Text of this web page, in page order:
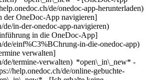
de/onedoc-app-herunterladen)
OneDoc-App navigieren]
de/in-der-onedoc-app-navigieren)
in die OneDoc-App]
de/einf%C3%BChrung-in-die-onedoc-app)
small.jpg "Dr. med. Antje Wollenberg, Gynäkologin (Frauenärztin und Geburtshelferin) in Opfikon")](https://www.onedoc.ch/de/gynakologin-frauenarztin-und-geburtshelferin/opfikon/pco1r/dr-med-antje-wollenberg) ### [Dr. med. Antje Wollenberg](https://www.onedoc.ch/de/gynakologin-frauenarztin-und-geburtshelferin/opfikon/pco1r/dr-med-antje-wollenberg) ![Abzeichen, das ein verifiziertes Profil kennzeichnet](https://www.onedoc.ch/assets/images/icons/checkmark.svg) [Gynäkologin (Frauenärztin und Geburtshelferin)](https://www.onedoc.ch/de/gynakologe-frauenarzt-und-geburtshelfer/opfikon) [Frauenmedizin Wollenberg GmbH](https://www.onedoc.ch/de/medizinische-praxis/opfikon/e89k/frauenmedizin-wollenberg-gmbh) Unterrietstrasse 2A 8152 Opfikon ![Patient mit Pluszeichen, der anzeigt, dass neue Patienten angenommen werden](https://www.onedoc.ch/assets/images/icons/new-patients.svg)Akzeptiert neue Patienten [Termin buchen](https://www.onedoc.ch/de/gynakologin-frauenarztin-und-geburtshelferin/opfikon/pco1r/dr-med-antje-wollenberg) Expertisen: Schwangerschaftsultraschall, [Vorsorgeuntersuchung Humane Papillomaviren (HPV) | PAP Abstrich](https://www.onedoc.ch/de/vorsorgeuntersuchung-humane-papillomaviren-hpv-pap-abstrich/opfikon), [Verhütung](https://www.onedoc.ch/de/verhutung/opfikon), [Kinderwunsch | Fertilitätsbehandlung](https://www.onedoc.ch/de/kinderwunsch-fertilitatsbehandlung/opfikon), [Endometriose](https://www.onedoc.ch/de/endometriose/opfikon), [Schwangerschaftsvorsorge | Schwangerschaftsuntersuchung](https://www.onedoc.ch/de/schwangerschaftsvorsorge-schwangerschaftsuntersuchung/opfikon), [Spirale | Spiraleinlage | Intrauterinpessar (IUP)](https://www.onedoc.ch/de/spirale-spiraleinlage-intrauterinpessar-iup/opfikon), [Vorsorgeuntersuchung Brustkrebs](https://www.onedoc.ch/de/vorsorgeuntersuchung-brustkrebs/opfikon), [Wechseljahre | Menopause](https://www.onedoc.ch/de/wechseljahre-menopause/opfikon)Mehr anzeigen *chevron\_left* So. 02 Aug. *chevron\_right* Mehr Termine anzeigen *error\_outline* Beim Laden der Verfügbarkeiten ist ein Fehler aufgetreten [Erneut versuchen](https://www.onedoc.ch) Expertisen: Schwangerschaftsultraschall, [Vorsorgeuntersuchung Humane Papillomaviren (HPV) | PAP Abstrich](https://www.onedoc.ch/de/vorsorgeuntersuchung-humane-papillomaviren-hpv-pap-abstrich/opfikon), [Verhütung](https://www.onedoc.ch/de/verhutung/opfikon), [Kinderwunsch | Fertilitätsbehandlung](https://www.onedoc.ch/de/kinderwunsch-fertilitatsbehandlung/opfikon), [Endometriose](https://www.onedoc.ch/de/endometriose/opfikon), [Schwangerschaftsvorsorge | Schwangerschaftsuntersuchung](https://www.onedoc.ch/de/schwangerschaftsvorsorge-schwangerschaftsuntersuchung/opfikon), [Spirale | Spiraleinlage | Intrauterinpessar (IUP)](https://www.onedoc.ch/de/spirale-spiraleinlage-intrauterinpessar-iup/opfikon), [Vorsorgeuntersuchung Brustkrebs](https://www.onedoc.ch/de/vorsorgeuntersuchung-brustkrebs/opfikon), [Wechseljahre | Menopause](https://www.onedoc.ch/de/wechseljahre-menopause/opfikon)Mehr anzeigen ## __Schwangerschaftsultraschall__ in der Umgebung von __Opfikon__: Andere Gesundheitsfachpersonen können Online gebucht werden [![Dr. med. Markus Assemi, Gynäkologe (Frauenarzt und Geburtshelfer) in Kloten](https://assets.onedoc.ch/images/users/c50271bb6006a83e94ecf19fd2671989ab5c5dd1626466937c15b4f5acdbb2c6-small.jpg "Dr. med. Markus Assemi, Gynäkologe (Frauenarzt und Geburtshelfer) in Kloten")](https://www.onedoc.ch/de/gynakologe-frauenarzt-und-geburtshelfer/kloten/pc1i5/dr-med-markus-assemi) ### [Dr. med. Markus Assemi](https://www.onedoc.ch/de/gynakologe-frauenarzt-und-geburtshelfer/kloten/pc1i5/dr-med-markus-assemi) ![Abzeichen, das ein verifiziertes Profil kennzeichnet](https://www.onedoc.ch/assets/images/icons/checkmark.svg) [Gynäkologe (Frauenarzt und Geburtshelfer)](https://www.onedoc.ch/de/gynakologe-frauenarzt-und-geburtshelfer/kloten) [Frauenärzte Kloten AG](https://www.onedoc.ch/de/medizinische-praxis/kloten/e876/frauenarzte-kloten-ag) Marktgasse 7 8302 Kloten ![Patient mit Pluszeichen, der anzeigt, dass neue Patienten angenommen werden](https://www.onedoc.ch/assets/images/icons/new-patients.svg)Akzeptiert neue Patienten [Termin buchen](https://www.onedoc.ch/de/gynakologe-frauenarzt-und-geburtshelfer/kloten/pc1i5/dr-med-markus-assemi) Expertisen:[Schwangerschaftsultraschall](https://www.onedoc.ch/de/schwangerschaftsultraschall/kloten), [Vorsorgeuntersuchung | Check up](https://www.onedoc.ch/de/vorsorgeuntersuchung-check-up/kloten), [Hormonanalyse](https://www.onedoc.ch/de/hormonanalyse/kloten), [Verhütung](https://www.onedoc.ch/de/verhutung/kloten), [Kindergynäkologie | Jugendgynäkologie](https://www.onedoc.ch/de/kindergynakologie-jugendgynakologie/kloten), [Geburt](https://www.onedoc.ch/de/geburt/kloten), [4D Schwangerschaftsultraschall](https://www.onedoc.ch/de/4d-schwangerschaftsultraschall/kloten), [Bauchspiegelung | Laparoskopie](https://www.onedoc.ch/de/bauchspiegelung-laparoskopie/kloten), [Brustkrebs | Mammakarzinom](https://www.onedoc.ch/de/brustkrebs-mammakarzinom/kloten)Mehr anzeigen *chevron\_left* So. 02 Aug. *chevron\_right* Mehr Termine anzeigen *error\_outline* Beim Laden der Verfügbarkeiten ist ein Fehler aufgetreten [Erneut versuchen](https://www.onedoc.ch) Expertisen:[Schwangerschaftsultraschall](https://www.onedoc.ch/de/schwangerschaftsultraschall/kloten), [Vorsorgeuntersuchung | Check up](https://www.onedoc.ch/de/vorsorgeuntersuchung-check-up/kloten), [Hormonanalyse](https://www.onedoc.ch/de/hormonanalyse/kloten), [Verhütung](https://www.onedoc.ch/de/verhutung/kloten), [Kindergynäkologie | Jugendgynäkologie](https://www.onedoc.ch/de/kindergynakologie-jugendgynakologie/kloten), [Geburt](https://www.onedoc.ch/de/geburt/kloten), [4D Schwangerschaftsultraschall](https://www.onedoc.ch/de/4d-schwangerschaftsultraschall/kloten), [Bauchspiegelung | Laparoskopie](https://www.onedoc.ch/de/bauchspiegelung-laparoskopie/kloten), [Brustkrebs | Mammakarzinom](https://www.onedoc.ch/de/brustkrebs-mammakarzinom/kloten)Mehr anzeigen [![Dr. med. Begoña Lipp von Wattenwyl, Gynäkologin (Frauenärztin und Geburtshelferin) in Zürich](https://assets.onedoc.ch/images/users/161f3149c6767c6d9c2dabfe2e0331425b6d90db541913373ec6cc492fa7c467-small.jpg "Dr. med. Begoña Lipp von Wattenwyl, Gynäkologin (Frauenärztin und Geburtshelferin) in Zürich")](https://www.onedoc.ch/de/gynakologin-frauenarztin-und-geburtshelferin/zurich/pcub3/dr-med-begona-lipp-von-wattenwyl) ### [Dr. med. Begoña Lipp von Wattenwyl](https://www.onedoc.ch/de/gynakologin-frauenarztin-und-geburtshelferin/zurich/pcub3/dr-med-begona-lipp-von-wattenwyl) ![Abzeichen, das ein verifiziertes Profil kennzeichnet](https://www.onedoc.ch/assets/images/icons/checkmark.svg) [Gynäkologin (Frauenärztin und Geburtshelferin)](https://www.onedoc.ch/de/gynakologe-frauenarzt-und-geburtshelfer/zurich) [Airport Medical Center](https://www.onedoc.ch/de/medizinisches-zentrum/zurich/erbe/airport-medical-center) Prime Center 1 8060 Zürich ![Patient mit Pluszeichen, der anzeigt, dass neue Patienten angenommen werden](https://www.onedoc.ch/assets/images/icons/new-patients.svg)Akzeptiert neue Patienten [Termin buchen](https://www.onedoc.ch/de/gynakologin-frauenarztin-und-geburtshelferin/zurich/pcub3/dr-med-begona-lipp-von-wattenwyl) Expertisen:[Schwangerschaftsultraschall](https://www.onedoc.ch/de/schwangerschaftsultraschall/zurich), [Vorsorgeuntersuchung Humane Papillomaviren (HPV) | PAP Abstrich](https://www.onedoc.ch/de/vorsorgeuntersuchung-humane-papillomaviren-hpv-pap-abstrich/zurich), [Wechseljahre | Menopause](https://www.onedoc.ch/de/wechseljahre-menopause/zurich), [Gynäkologischer Notfall | Notfall Frauenarzt](https://www.onedoc.ch/de/gynakologischer-notfall-notfall-frauenarzt/zurich)Mehr anzeigen *chevron\_left*